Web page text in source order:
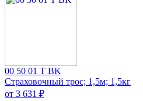
00 50 01 T BK
Страховочный трос; 1,5м; 1,5кг
от 3 631 ₽